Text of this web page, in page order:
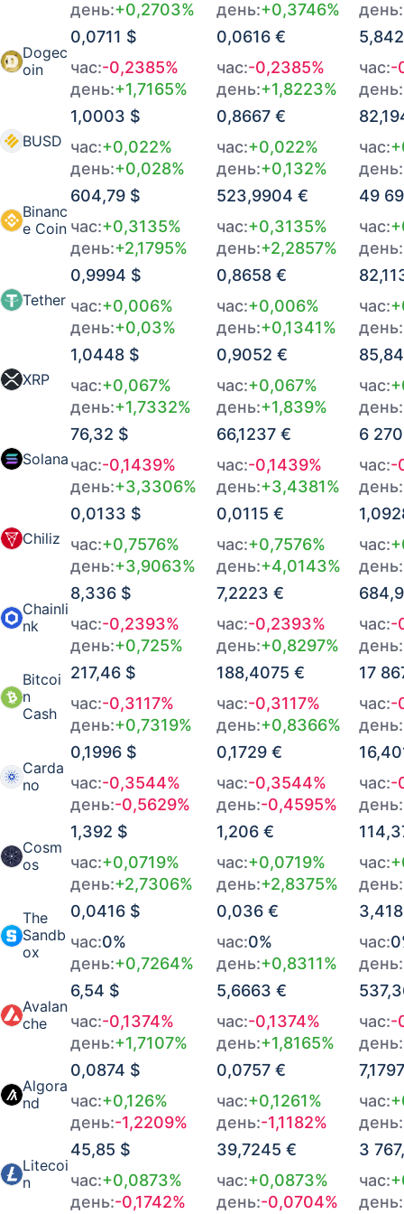
07.08.2026 в 21:00 512,8351 € -0,0066%
07.08.2026 в 20:00 513,2419 € +0,0274%
07.08.2026 в 19:00 511,5629 € -0,0113%
07.08.2026 в 18:00 512,2552 € -0,0059%
07.08.2026 в 17:00 512,6188 € +0,0055%
07.08.2026 в 16:00 512,2813 € +0,0166%
07.08.2026 в 15:00 511,2599 € -0,02%
07.08.2026 в 14:00 512,489 € -0,0052%
07.08.2026 в 13:00 512,8091 € +0,023%
07.08.2026 в 12:00 511,3984 € +0,0144%
07.08.2026 в 11:00
07.08.2026 в 10:00 510,4723 € +0,0201%
07.08.2026 в 09:00 509,2433 €
07.08.2026 в 08:00 506,4651 € -0,02%
07.08.2026 в 07:00 507,6854 € -0,0077%
07.08.2026 в 06:00 508,1528 € +0,0061%
07.08.2026 в 05:00 507,7806 € -0,0789%
07.08.2026 в 04:00 512,636 € -0,0082%
07.08.2026 в 03:00 513,1381 € +0,001%
07.08.2026 в 02:00 513,0775 € +0,0046%
07.08.2026 в 01:00 512,7919 € +0,0092%
07.08.2026 в 00:00 512,2293 € -0,0224%
день:+0,2703%
день:+0,3746%
день:
Dogec
oin
0,0711 $
час:-0,2385%
день:+1,7165%
0,0616 €
час:-0,2385%
день:+1,8223%
час:-
день:
BUSD
1,0003 $
час:+0,022%
день:+0,028%
0,8667 €
час:+0,022%
день:+0,132%
час:
день:
Binanc
e Coin
604,79 $
час:+0,3135%
день:+2,1795%
523,9904 €
час:+0,3135%
день:+2,2857%
49
час:
день:
Tether
0,9994 $
час:+0,006%
день:+0,03%
0,8658 €
час:+0,006%
день:+0,1341%
час:
день:
XRP
1,0448 $
час:+0,067%
день:+1,7332%
0,9052 €
час:+0,067%
день:+1,839%
час:
день:
Solana
76,32 $
час:-0,1439%
день:+3,3306%
66,1237 €
час:-0,1439%
день:+3,4381%
6
час:-
день:
Chiliz
0,0133 $
час:+0,7576%
день:+3,9063%
0,0115 €
час:+0,7576%
день:+4,0143%
час:
день:
Chainli
nk
8,336 $
час:-0,2393%
день:+0,725%
7,2223 €
час:-0,2393%
день:+0,8297%
час:-
день:
Bitcoi
n
Cash
217,46 $
час:-0,3117%
день:+0,7319%
188,4075 €
час:-0,3117%
день:+0,8366%
17
час:-
день:
Carda
no
0,1996 $
час:-0,3544%
день:-0,5629%
0,1729 €
час:-0,3544%
день:-0,4595%
час:-
день:
Cosm
os
1,392 $
час:+0,0719%
день:+2,7306%
1,206 €
час:+0,0719%
день:+2,8375%
час:
день:
The
Sandb
ox
0,0416 $
час:0%
день:+0,7264%
0,036 €
час:0%
день:+0,8311%
час:
день:
Avalan
che
6,54 $
час:-0,1374%
день:+1,7107%
5,6663 €
час:-0,1374%
день:+1,8165%
час:-
день:
Algora
nd
0,0874 $
час:+0,126%
день:-1,2209%
0,0757 €
час:+0,1261%
день:-1,1182%
час:
день:
Litecoi
n
45,85 $
час:+0,0873%
день:-0,1742%
39,7245 €
час:+0,0873%
день:-0,0704%
3
час:
день: